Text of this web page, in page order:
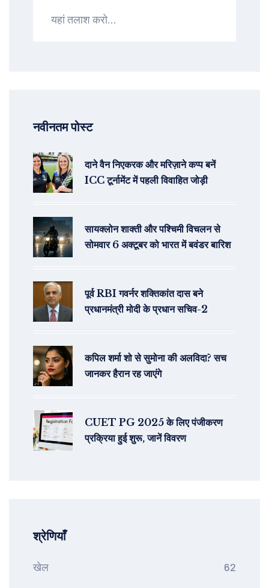
नवीनतम पोस्ट
दाने वैन निएकरक और मरिज़ाने कप्प बनें
ICC टूर्नामेंट में पहली विवाहित जोड़ी
सायक्लोन शाक्ती और पश्चिमी विचलन से
सोमवार 6 अक्टूबर को भारत में बवंडर बारिश
पूर्व RBI गवर्नर शक्तिकांत दास बने
प्रधानमंत्री मोदी के प्रधान सचिव-2
कपिल शर्मा शो से सुमोना की अलविदा? सच
जानकर हैरान रह जाएंगे
CUET PG 2025 के लिए पंजीकरण
प्रक्रिया हुई शुरू, जानें विवरण
श्रेणियाँ
खेल 62